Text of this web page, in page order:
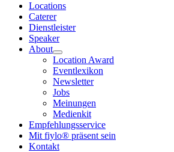
Locations
Caterer
Dienstleister
Speaker
About
Location Award
Eventlexikon
Newsletter
Jobs
Meinungen
Medienkit
Empfehlungsservice
Mit fiylo® präsent sein
Kontakt